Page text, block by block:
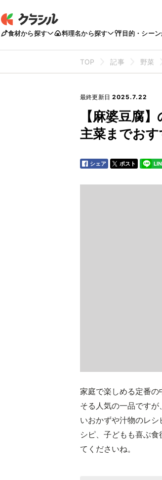
食材から探す 料理名から探す 目的・シー
TOP 記事 野菜
最終更新日 2025.7.22
【麻婆豆腐
主菜までお
シェア ポスト
家庭で楽しめる定番
そる人気の一品です
いおかずや汁物のレ
シピ、子どもも喜ぶ
てくださいね。